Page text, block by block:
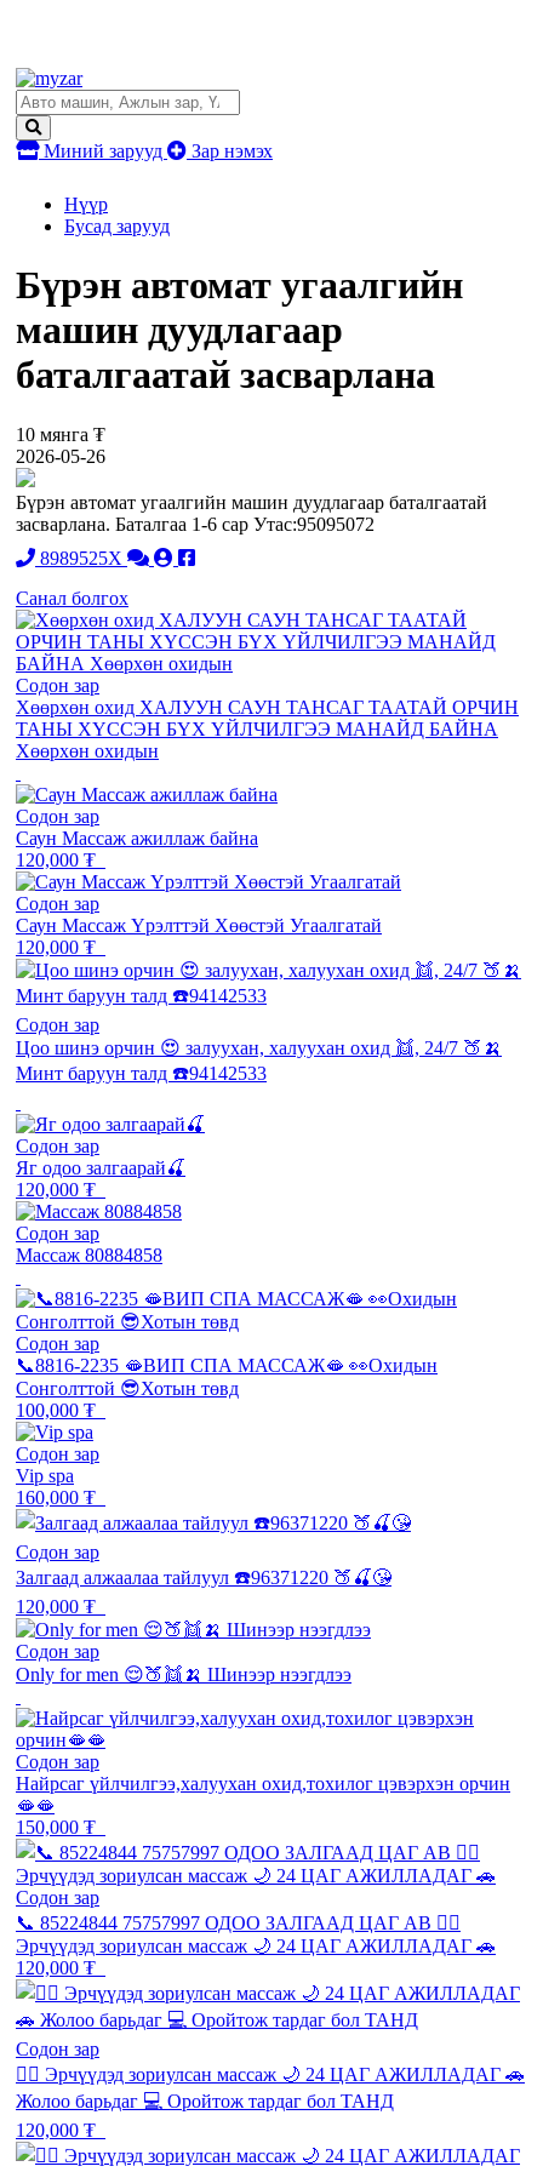
Миний зарууд Зар нэмэх
Нүүр
Бусад зарууд
Бүрэн автомат угаалгийн
машин дуудлагаар
баталгаатай засварлана
10 мянга ₮
2026-05-26
Бүрэн автомат угаалгийн машин дуудлагаар баталгаатай
засварлана. Баталгаа 1-6 сар Утас:95095072
8989525X
Санал болгох
Содон зар
Хөөрхөн охид ХАЛУУН САУН ТАНСАГ ТААТАЙ ОРЧИН
ТАНЫ ХҮССЭН БҮХ ҮЙЛЧИЛГЭЭ МАНАЙД БАЙНА
Хөөрхөн охидын
Содон зар
Саун Массаж ажиллаж байна
120,000 ₮
Содон зар
Саун Массаж Үрэлттэй Хөөстэй Угаалгатай
120,000 ₮
Содон зар
Цоо шинэ орчин 😍 залуухан, халуухан охид 👯, 24/7 🍑🍌
Минт баруун талд ☎️94142533
Содон зар
Яг одоо залгаарай🍒
120,000 ₮
Содон зар
Массаж 80884858
Содон зар
📞8816-2235 🫦ВИП СПА МАССАЖ🫦 👀Охидын
Сонголттой 😎Хотын төвд
100,000 ₮
Содон зар
Vip spa
160,000 ₮
Содон зар
Залгаад алжаалаа тайлуул ☎️96371220 🍑🍒😘
120,000 ₮
Содон зар
Only for men 😌🍑👯🍌 Шинээр нээгдлээ
Содон зар
Найрсаг үйлчилгээ,халуухан охид,тохилог цэвэрхэн орчин
🫦🫦
150,000 ₮
Содон зар
📞 85224844 75757997 ОДОО ЗАЛГААД ЦАГ АВ 💆‍♂️
Эрчүүдэд зориулсан массаж 🌙 24 ЦАГ АЖИЛЛАДАГ 🚗
120,000 ₮
Содон зар
💆‍♂️ Эрчүүдэд зориулсан массаж 🌙 24 ЦАГ АЖИЛЛАДАГ 🚗
Жолоо барьдаг 💻 Оройтож тардаг бол ТАНД
120,000 ₮